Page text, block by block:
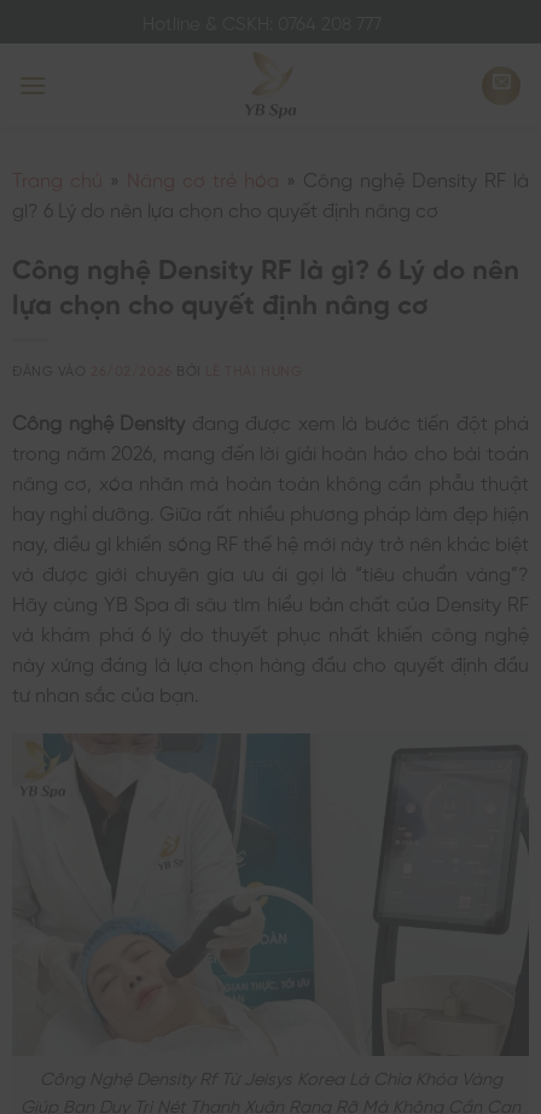
» » Công nghệ Density RF là
gì? 6 Lý do nên lựa chọn cho quyết định nâng cơ
Công nghệ Density RF là gì? 6 Lý do nên
lựa chọn cho quyết định nâng cơ
Công nghệ Density
đang được xem là bước tiến đột phá
trong năm 2026, mang đến lời giải hoàn hảo cho bài toán
nâng cơ, xóa nhăn mà hoàn toàn không cần phẫu thuật
hay nghỉ dưỡng. Giữa rất nhiều phương pháp làm đẹp hiện
nay, điều gì khiến sóng RF thế hệ mới này trở nên khác biệt
và được giới chuyên gia ưu ái gọi là “tiêu chuẩn vàng”?
Hãy cùng YB Spa đi sâu tìm hiểu bản chất của Density RF
và khám phá 6 lý do thuyết phục nhất khiến công nghệ
này xứng đáng là lựa chọn hàng đầu cho quyết định đầu
tư nhan sắc của bạn.
Công Nghệ Density Rf Từ Jeisys Korea Là Chìa Khóa Vàng
Giúp Bạn Duy Trì Nét Thanh Xuân Rạng Rỡ Mà Không Cần Can